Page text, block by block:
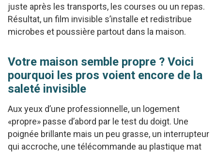
juste après les transports, les courses ou un repas.
Résultat, un film invisible s’installe et redistribue
microbes et poussière partout dans la maison.
Votre maison semble propre ? Voici
pourquoi les pros voient encore de la
saleté invisible
Aux yeux d’une professionnelle, un logement
«propre» passe d’abord par le test du doigt. Une
poignée brillante mais un peu grasse, un interrupteur
qui accroche, une télécommande au plastique mat